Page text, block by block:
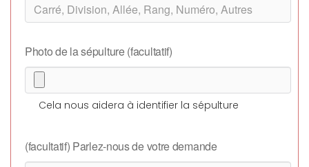
Photo de la sépulture (facultatif)
Cela nous aidera à identifier la sépulture
(facultatif) Parlez-nous de votre demande